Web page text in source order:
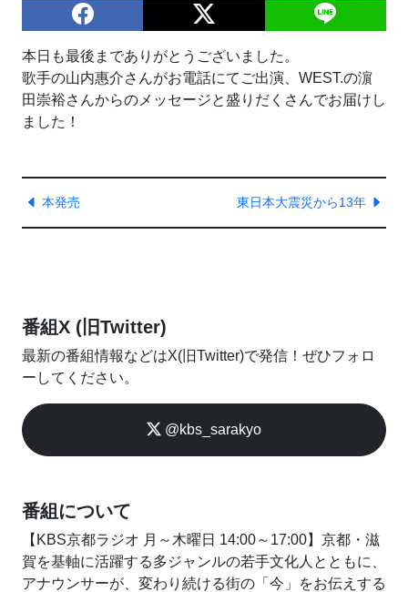
本日も最後までありがとうございました。
歌手の山内惠介さんがお電話にてご出演、WEST.の濵
田崇裕さんからのメッセージと盛りだくさんでお届けし
ました！
本発売 東日本大震災から13年
番組X (旧Twitter)
最新の番組情報などはX(旧Twitter)で発信！ぜひフォロ
ーしてください。
@kbs_sarakyo
番組について
【KBS京都ラジオ 月～木曜日 14:00～17:00】京都・滋
賀を基軸に活躍する多ジャンルの若手文化人とともに、
アナウンサーが、変わり続ける街の「今」をお伝えする